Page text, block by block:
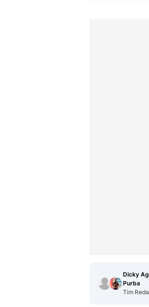
Dicky
Purba
Tim